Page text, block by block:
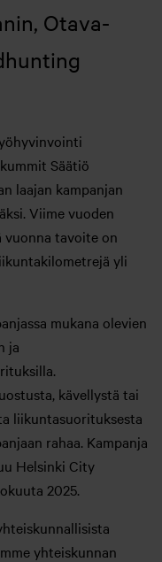
Otava-
Säätiö
laajan kampanjan
Viime vuoden
tavoite on
yli
mukana olevien
ja
kävellystä tai
liikuntasuorituksesta
rahaa. Kampanja
Helsinki City
2025.
yhteiskunnan